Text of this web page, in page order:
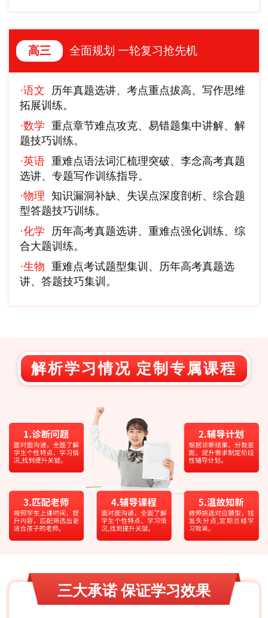
高三 全面规划 一轮复习抢先机
·语文
历年真题选讲、考点重点拔高、写作思维
拓展训练。
·数学 重点章节难点攻克、易错题集中讲解、解
题技巧训练。
·英语 重难点语法词汇梳理突破、李念高考真题
选讲、专题写作训练指导。
·物理 知识漏洞补缺、失误点深度剖析、综合题
型答题技巧训练。
·化学
历年高考真题选讲、重难点强化训练、综
合大题训练。
·生物 重难点考试题型集训、历年高考真题选
讲、答题技巧集训。
解析学习情况 定制专属课程
三大承诺 保证学习效果